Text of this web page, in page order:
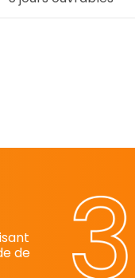
de